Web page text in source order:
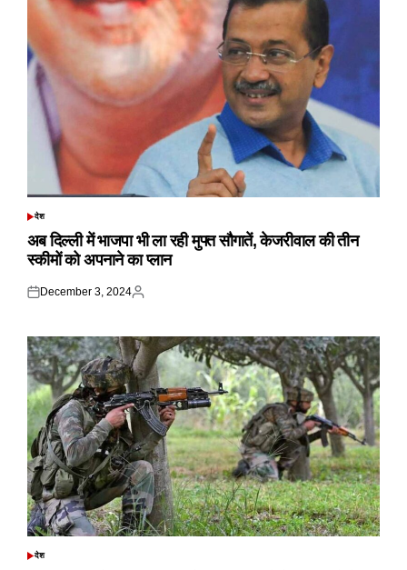
POSTED
देश
अब दिल्ली में भाजपा भी ला रही मुफ्त सौगातें, केजरीवाल की तीन
स्कीमों को अपनाने का प्लान
Posted
December 3, 2024
Posted
POSTED
देश